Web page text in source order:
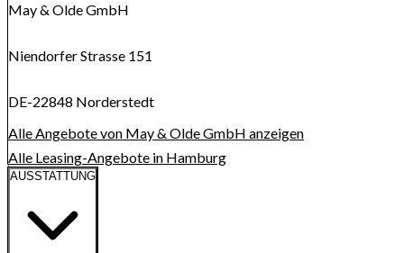
May & Olde GmbH
Niendorfer Strasse 151
DE-22848 Norderstedt
Alle Angebote von May & Olde GmbH anzeigen
Alle Leasing-Angebote in Hamburg
AUSSTATTUNG